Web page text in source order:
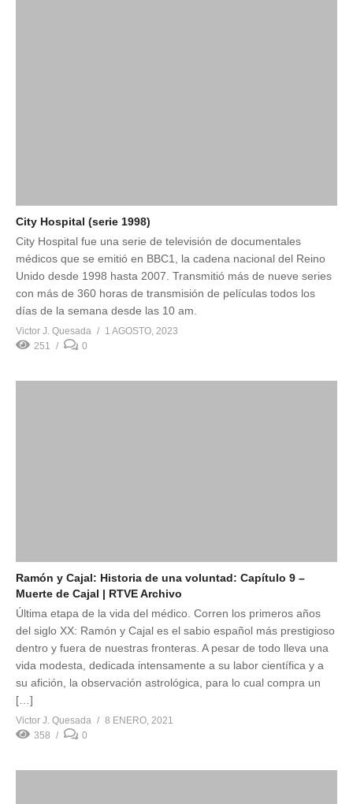
City Hospital (serie 1998)
City Hospital fue una serie de televisión de documentales
médicos que se emitió en BBC1, la cadena nacional del Reino
Unido desde 1998 hasta 2007. Transmitió más de nueve series
con más de 360 horas de transmisión de películas todos los
días de la semana desde las 10 am.
Victor J. Quesada
1 AGOSTO, 2023
251
0
Ramón y Cajal: Historia de una voluntad: Capítulo 9 –
Muerte de Cajal | RTVE Archivo
Última etapa de la vida del médico. Corren los primeros años
del siglo XX: Ramón y Cajal es el sabio español más prestigioso
dentro y fuera de nuestras fronteras. A pesar de todo lleva una
vida modesta, dedicada intensamente a su labor científica y a
su afición, la observación astrológica, para lo cual compra un
[…]
Victor J. Quesada
8 ENERO, 2021
358
0